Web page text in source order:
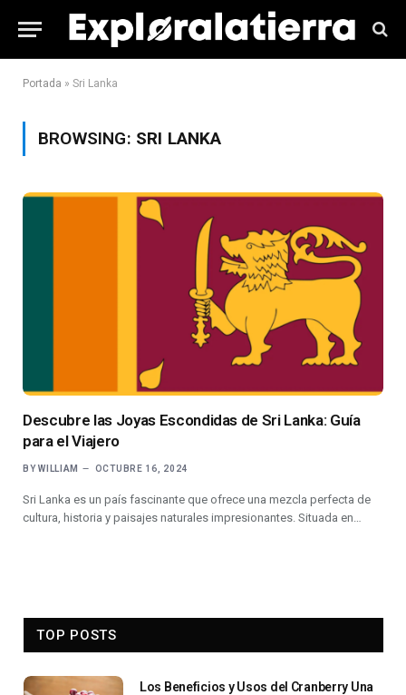
Portada » Sri Lanka
BROWSING: SRI LANKA
Descubre las Joyas Escondidas de Sri Lanka: Guía
para el Viajero
BY WILLIAM OCTUBRE 16, 2024
Sri Lanka es un país fascinante que ofrece una mezcla perfecta de
cultura, historia y paisajes naturales impresionantes. Situada en…
TOP POSTS
Los Beneficios y Usos del Cranberry Una